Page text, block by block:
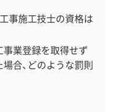
めての方でも迷わない
トーに、解体工事の全工
る記事を得意とする
門用語を図解なども交
事施工技士の資格は
業登録を取得せず
合、どのような罰則